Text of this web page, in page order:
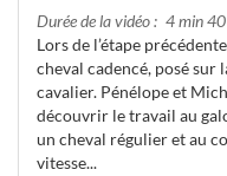
Durée de la vidéo
4 min 40
Lors de l’étape
cheval cadencé, posé sur
cavalier. Pénélope et
découvrir le travail au
un cheval régulier et au
vitesse...